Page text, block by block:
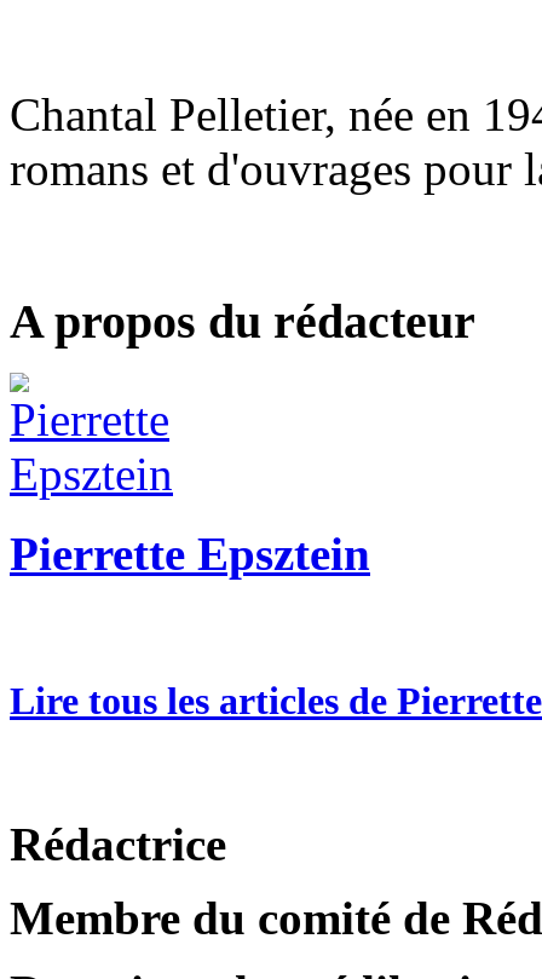
Chantal Pelletier, née en
romans et d'ouvrages pour
A propos du rédacteur
Pierrette Epsztein
Lire tous les articles de
Rédactrice
Membre du comité de